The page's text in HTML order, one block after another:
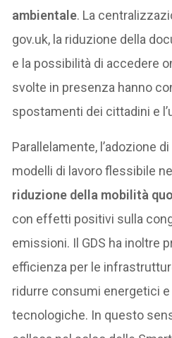
ambientale. La
gov.uk, la riduzione della
e la possibilità di accedere
svolte in presenza hanno
spostamenti dei cittadini e
Parallelamente, l’adozione
modelli di lavoro flessibile
riduzione della mobilità
con effetti positivi sulla
emissioni. Il GDS ha inoltre
efficienza per le
ridurre consumi energetici
tecnologiche. In questo